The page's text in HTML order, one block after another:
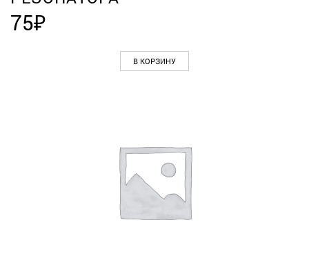
75₽
В КОРЗИНУ